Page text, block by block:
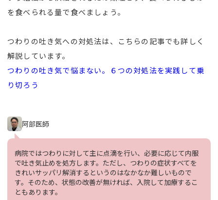
を食べられる量で食べましょう。
つわりの吐き気への対処法は、こちらの記事でも詳しく
解説しています。
つわりの吐き気で悩まない。６つの対処法を実践して乗
り切ろう
阿部医師
病院ではつわりに対して主に点滴を行い、必要に応じて内服
で吐き気止めを処方します。ただし、つわりの症状すべてを
きれいサッパリ解消するというのはなかなか難しいもので
す。そのため、状態の改善が無ければ、入院して加療するこ
ともあります。